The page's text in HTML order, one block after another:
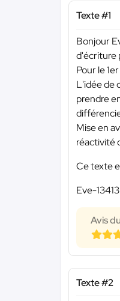
Texte #1
Bonjour
d'écriture
Pour le
L'idée de
prendre
Mise en
réactivité
Ce texte
Eve-
Avis
Texte #2